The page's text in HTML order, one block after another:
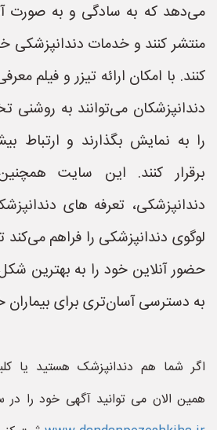
می‌دهد که به سادگی و به صورت
منتشر کنند و خدمات دندانپزشکی
کنند. با امکان ارائه تیزر و فیلم
دندانپزشکان می‌توانند به
را به نمایش بگذارند و ارتباط
برقرار کنند. این سایت
دندانپزشکی، تعرفه های
لوگوی دندانپزشکی را فراهم می‌کند
حضور آنلاین خود را به بهترین
به دسترسی آسان‌تری برای
اگر شما هم دندانپزشک هستید یا
همین الان می توانید آگهی خود را